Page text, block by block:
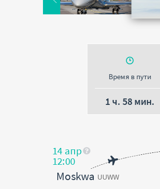
Время в пути
1 ч. 58 мин.
14 апр
12:00
Moskwa UUWW